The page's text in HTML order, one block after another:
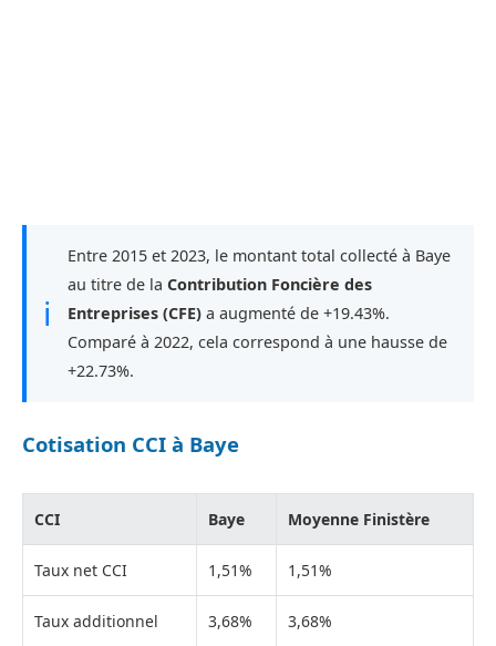
ℹ
Entre 2015 et 2023, le montant total collecté à Baye
au titre de la Contribution Foncière des
Entreprises (CFE) a augmenté de +19.43%.
Comparé à 2022, cela correspond à une hausse de
+22.73%.
Cotisation CCI à Baye
CCI Baye Moyenne Finistère
Taux net CCI 1,51% 1,51%
Taux additionnel 3,68% 3,68%